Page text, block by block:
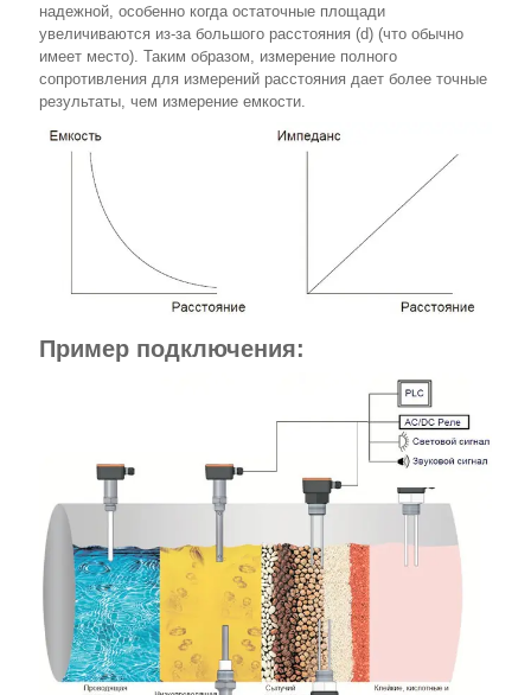
надежной, особенно когда остаточные площади
увеличиваются из-за большого расстояния (d) (что обычно
имеет место). Таким образом, измерение полного
сопротивления для измерений расстояния дает более точные
результаты, чем измерение емкости.
Пример подключения: